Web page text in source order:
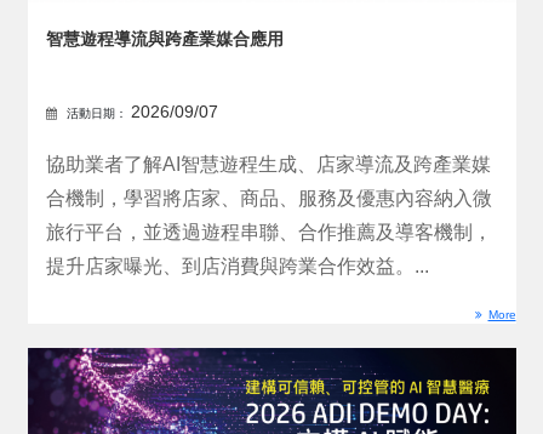
智慧遊程導流與跨產業媒合應用
活動日期： 2026/09/07
協助業者了解AI智慧遊程生成、店家導流及跨產業媒
合機制，學習將店家、商品、服務及優惠內容納入微
旅行平台，並透過遊程串聯、合作推薦及導客機制，
提升店家曝光、到店消費與跨業合作效益。...
More